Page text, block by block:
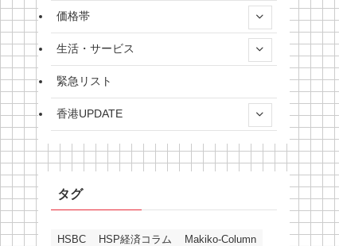
価格帯
生活・サービス
緊急リスト
香港UPDATE
タグ
HSBC HSP経済コラム
Makiko-Column